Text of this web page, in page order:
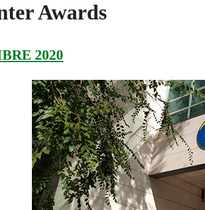
Awards
2020